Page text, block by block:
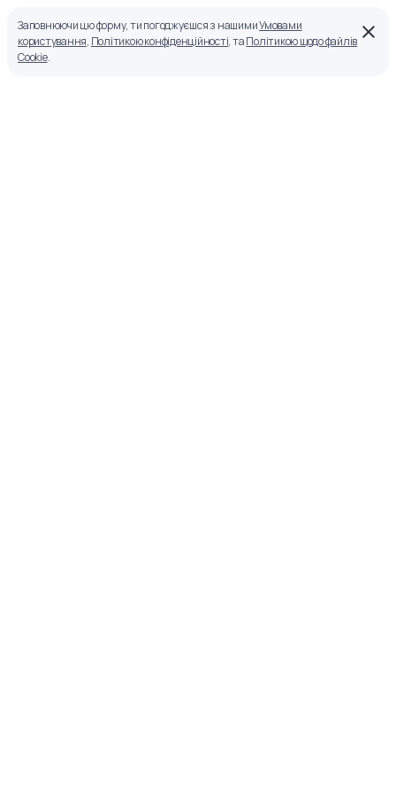
Заповнюючи цю форму, ти погоджуєшся з нашимиУмовами
користування, Політикою конфіденційності, таПолітикою щодо файлів
Cookie.